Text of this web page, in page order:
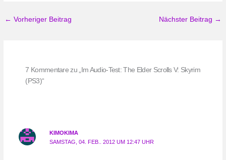
← Vorheriger Beitrag Nächster Beitrag →
7 Kommentare zu „Im Audio-Test: The Elder Scrolls V: Skyrim
(PS3)“
KIMOKIMA
SAMSTAG, 04. FEB.. 2012 UM 12:47 UHR